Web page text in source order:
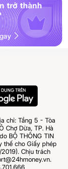
trở thành
chỉ: Tầng 5 - Tòa
Chợ Dừa, TP. Hà
BỘ THÔNG TIN
thế cho Giấy phép
Chịu trách